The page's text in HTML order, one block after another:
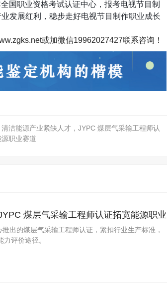
全国职业资格考试认证中心，报考电视节目制
发展红利，稳步走好电视节目制作职业成长
或加微信19962027427联系咨询！
清洁能源产业紧缺人才，JYPC 煤层气采输工程师认
职业赛道
煤层气采输工程师认证拓宽能源职业
出的煤层气采输工程师认证，紧扣行业生产标准，
评价途径。